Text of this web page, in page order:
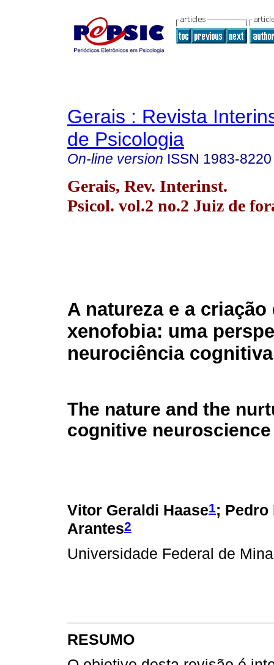
Gerais : Revista
de Psicologia
On-line version ISSN 1983-8220
Gerais, Rev. Interinst.
Psicol. vol.2 no.2 Juiz de
A natureza e a criação
xenofobia: uma
neurociência
The nature and the
cognitive
Vitor Geraldi Haase1; Pedro
Arantes2
Universidade Federal de
RESUMO